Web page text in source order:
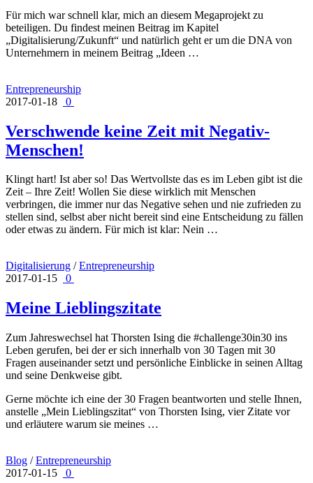
Für mich war schnell klar, mich an diesem Megaprojekt zu
beteiligen. Du findest meinen Beitrag im Kapitel
„Digitalisierung/Zukunft“ und natürlich geht er um die DNA von
Unternehmern in meinem Beitrag „Ideen …
Entrepreneurship
2017-01-18
0
Verschwende keine Zeit mit Negativ-
Menschen!
Klingt hart! Ist aber so! Das Wertvollste das es im Leben gibt ist die
Zeit – Ihre Zeit! Wollen Sie diese wirklich mit Menschen
verbringen, die immer nur das Negative sehen und nie zufrieden zu
stellen sind, selbst aber nicht bereit sind eine Entscheidung zu fällen
oder etwas zu ändern. Für mich ist klar: Nein …
Digitalisierung /Entrepreneurship
2017-01-15
0
Meine Lieblingszitate
Zum Jahreswechsel hat Thorsten Ising die #challenge30in30 ins
Leben gerufen, bei der er sich innerhalb von 30 Tagen mit 30
Fragen auseinander setzt und persönliche Einblicke in seinen Alltag
und seine Denkweise gibt.
Gerne möchte ich eine der 30 Fragen beantworten und stelle Ihnen,
anstelle „Mein Lieblingszitat“ von Thorsten Ising, vier Zitate vor
und erläutere warum sie meines …
Blog /Entrepreneurship
2017-01-15
0